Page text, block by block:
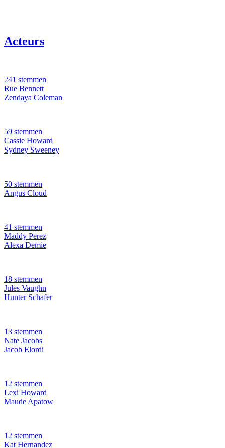
Acteurs
241 stemmen
Rue Bennett
Zendaya Coleman
59 stemmen
Cassie Howard
Sydney Sweeney
50 stemmen
Angus Cloud
41 stemmen
Maddy Perez
Alexa Demie
18 stemmen
Jules Vaughn
Hunter Schafer
13 stemmen
Nate Jacobs
Jacob Elordi
12 stemmen
Lexi Howard
Maude Apatow
12 stemmen
Kat Hernandez